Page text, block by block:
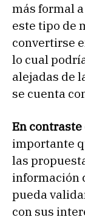
más formal
este tipo de
convertirse
lo cual
alejadas de
se cuenta
En
importante
las
información
pueda
con sus